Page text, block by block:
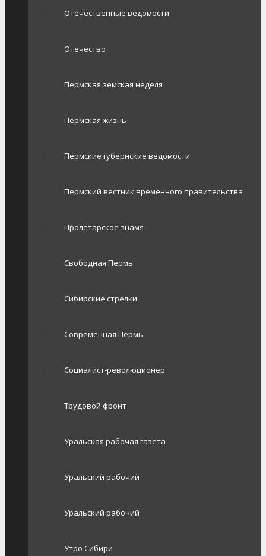
Отечественные ведомости
Отечество
Пермская земская неделя
Пермская жизнь
Пермские губернские ведомости
Пермский вестник временного правительства
Пролетарское знамя
Свободная Пермь
Сибирские стрелки
Современная Пермь
Социалист-революционер
Трудовой фронт
Уральская рабочая газета
Уральский рабочий
Уральский рабочий
Утро Сибири